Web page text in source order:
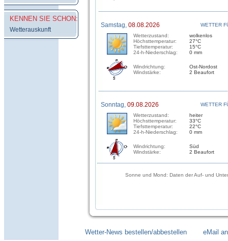
KENNEN SIE SCHON:
Wetterauskunft
Samstag, 08.08.2026
WETTER
Wetterzustand:
Höchsttemperatur:
Tiefsttemperatur:
24-h-Niederschlag:
wolkenlos
27°C
15°C
0 mm
Windrichtung:
Windstärke:
Ost-Nordost
2 Beaufort
Sonntag, 09.08.2026
WETTER
Wetterzustand:
Höchsttemperatur:
Tiefsttemperatur:
24-h-Niederschlag:
heiter
33°C
22°C
0 mm
Windrichtung:
Windstärke:
Süd
2 Beaufort
Sonne und Mond: Daten der Auf- und
Wetter-News bestellen/abbestellen eMail